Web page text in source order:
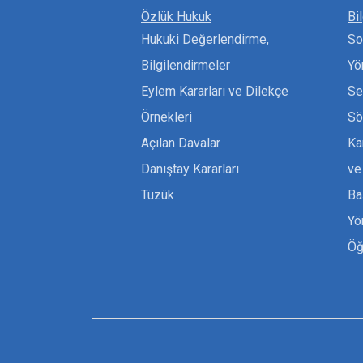
Özlük Hukuk
Hukuki Değerlendirme,
Bilgilendirmeler
Eylem Kararları ve Dilekçe
Örnekleri
Açılan Davalar
Danıştay Kararları
Tüzük